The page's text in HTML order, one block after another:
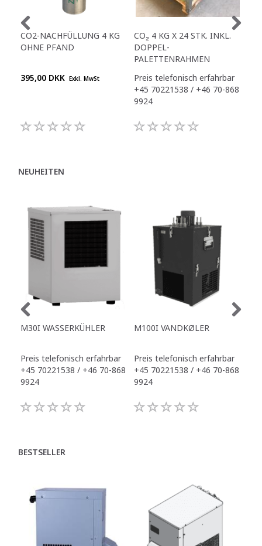
CO2-NACHFÜLLUNG 4 KG
OHNE PFAND
395,00 DKK Exkl. MwSt
CO₂ 4 KG X 24 STK. INKL.
DOPPEL-
PALETTENRAHMEN
Preis telefonisch erfahrbar
+45 70221538 / +46 70-868
9924
NEUHEITEN
M30I WASSERKÜHLER
Preis telefonisch erfahrbar
+45 70221538 / +46 70-868
9924
M100I VANDKØLER
Preis telefonisch erfahrbar
+45 70221538 / +46 70-868
9924
BESTSELLER